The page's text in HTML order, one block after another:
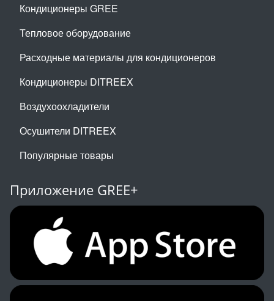
Кондиционеры GREE
Тепловое оборудование
Расходные материалы для кондиционеров
Кондиционеры DITREEX
Воздухоохладители
Осушители DITREEX
Популярные товары
Приложение GREE+